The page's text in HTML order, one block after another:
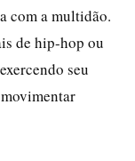
com a multidão.
de hip-hop ou
seu